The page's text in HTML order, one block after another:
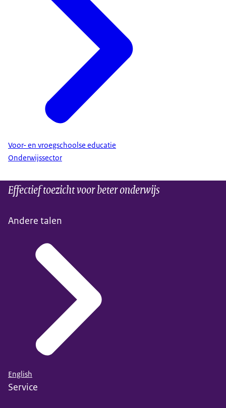
Voor- en vroegschoolse educatie
Onderwijssector
Effectief toezicht voor beter onderwijs
Andere talen
English
Service